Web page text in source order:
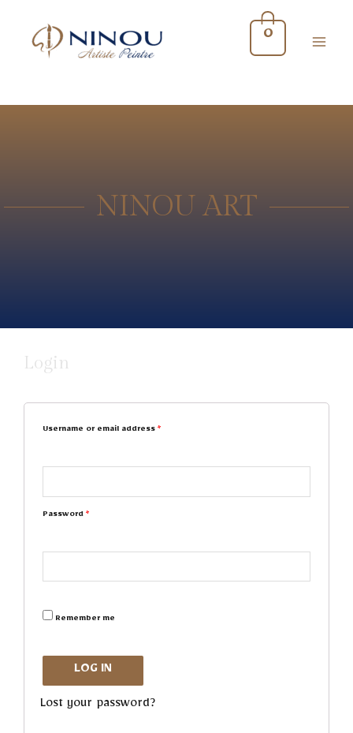
0
NINOU ART
Login
Username or email address *
Password *
Remember me
LOG IN
Lost your password?